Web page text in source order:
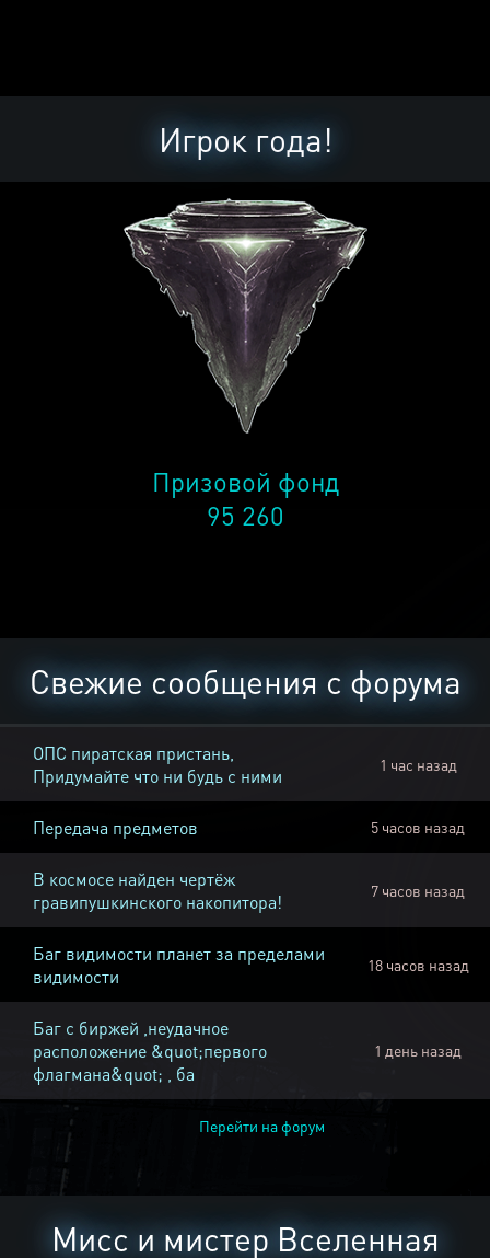
Игрок года!
Призовой фонд
95 260
Свежие сообщения с форума
ОПС пиратская пристань,
Придумайте что ни будь с ними
1 час назад
Передача предметов 5 часов назад
В космосе найден чертёж
гравипушкинского накопитора!
7 часов назад
Баг видимости планет за пределами
видимости
18 часов назад
Баг с биржей ,неудачное
расположение &quot;первого
флагмана&quot; , ба
1 день назад
Перейти на форум
Мисс и мистер Вселенная